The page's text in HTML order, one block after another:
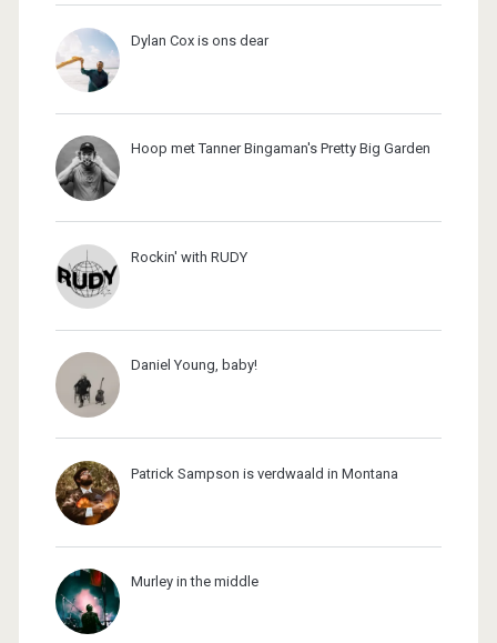
Dylan Cox is ons dear
Hoop met Tanner Bingaman's Pretty Big Garden
Rockin' with RUDY
Daniel Young, baby!
Patrick Sampson is verdwaald in Montana
Murley in the middle